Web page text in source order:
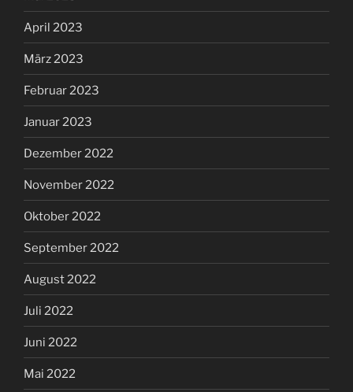
April 2023
März 2023
Februar 2023
Januar 2023
Dezember 2022
November 2022
Oktober 2022
September 2022
August 2022
Juli 2022
Juni 2022
Mai 2022